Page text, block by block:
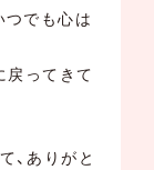
つでも心は
戻ってきて
、ありがと